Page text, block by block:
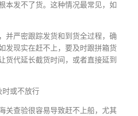
本发不了货。这种情况最常见，如
并严密跟踪发货和到货全过程，确
发现实在赶不上，要及时跟拼箱货
货代延长截货时间，或者直接延到
时或不放行
关查验很容易导致赶不上船，尤其